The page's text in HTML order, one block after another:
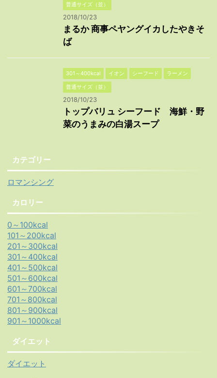
普通サイズ（並）
2018/10/23
まるか 商事ペヤングイカしたやきそ
ば
301～400kcal イオン シーフード
ラーメン
普通サイズ（並）
2018/10/23
トップバリュ シーフード 海鮮・野
菜のうまみの白湯スープ
カテゴリー
ロマンシング
カロリー
0～100kcal
101～200kcal
201～300kcal
301～400kcal
401～500kcal
501～600kcal
601～700kcal
701～800kcal
801～900kcal
901～1000kcal
ダイエット
ダイエット